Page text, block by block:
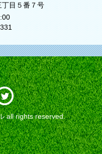
目５番７号
all rights reserved.